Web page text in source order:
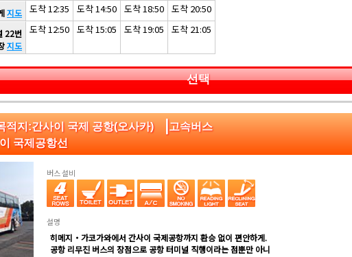
지도 도착 12:35 도착 14:50 도착 18:50 도착 20:50
22번
지도
도착 12:50 도착 15:05 도착 19:05 도착 21:05
선택
지:간사이 국제 공항(오사카) |고속버스
국제공항선
버스 설비
설명
히메지・가코가와에서 간사이 국제공항까지 환승 없이 편안하게.
공항 리무진 버스의 장점으로 공항 터미널 직행이라는 점뿐만 아니